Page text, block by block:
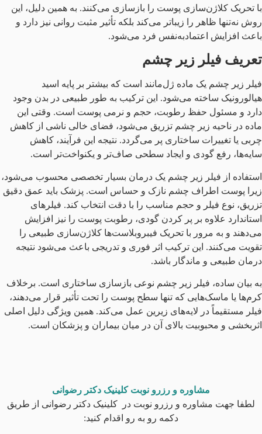
با تحریک کلاژن‌سازی پوست را بازسازی می‌کنند. به همین دلیل، این
روش نه‌تنها ظاهر را زیباتر می‌کند بلکه تأثیر مثبت روانی نیز دارد و
باعث افزایش اعتمادبه‌نفس فرد می‌شود.
تعریف فیلر زیر چشم
فیلر زیر چشم یک ماده ژل‌مانند است که بیشتر بر پایه اسید
هیالورونیک ساخته می‌شود. این ترکیب به طور طبیعی در بدن وجود
دارد و مسئول حفظ رطوبت، حجم و نرمی پوست است. وقتی این
ماده در ناحیه زیر چشم تزریق می‌شود، فضای خالی ناشی از کاهش
چربی یا تغییرات ساختاری پر می‌گردد. نتیجه این فرآیند، کاهش
سایه‌ها، رفع گودی و ایجاد سطحی صاف‌تر و یکنواخت‌تر است.
استفاده از فیلر زیر چشم یک درمان بسیار تخصصی محسوب می‌شود،
زیرا پوست اطراف چشم نازک و حساس است. پزشک باید عمق دقیق
تزریق، نوع فیلر و حجم مناسب را با دقت انتخاب کند. فیلرهای
استاندارد علاوه بر پر کردن گودی، رطوبت پوست را نیز افزایش
می‌دهند و به مرور با تحریک فیبروبلاست‌ها کلاژن‌سازی طبیعی را
تقویت می‌کنند. این ترکیب اثر فوری و تدریجی باعث می‌شود نتیجه
درمان طبیعی و ماندگار باشد.
به بیان ساده، فیلر زیر چشم نوعی بازسازی ساختاری است. برخلاف
کرم‌ها یا ماسک‌هایی که تنها سطح پوست را تحت تأثیر قرار می‌دهند،
فیلر مستقیماً در لایه‌های زیرین عمل می‌کند. همین ویژگی دلیل اصلی
اثربخشی و محبوبیت بالای آن در میان بیماران و پزشکان است.
مشاوره و رزرو نوبت کلینیک دکتر رضوانی
لطفا جهت مشاوره و رزرو نوبت در کلینیک دکتر رضوانی از طریق
دکمه رو به رو اقدام کنید: